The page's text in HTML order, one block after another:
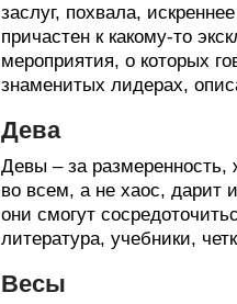
заслуг, похвала,
причастен к какому-то
мероприятия, о которых
знаменитых лидерах,
Дева
Девы – за размеренность,
во всем, а не хаос, дарит
они смогут
литература, учебники,
Весы